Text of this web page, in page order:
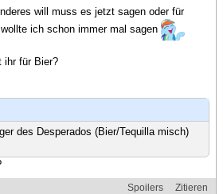
will muss es jetzt sagen oder für
ich schon immer mal sagen
ihr für Bier?
des Desperados (Bier/Tequilla misch)
Spoilers
Zitieren